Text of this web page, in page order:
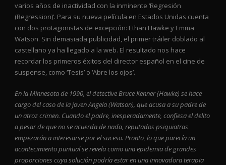
varios años de inactividad con la inminente ‘Regresión
(Regression)’. Para su nueva película en Estados Unidas cuenta
con dos protagonistas de excepción: Ethan Hawke y Emma
Watson. Sin demasiada publicidad, el primer tráiler doblado al
castellano ya ha llegado a la web. El resultado nos hace
recordar los primeros éxitos del director español en el cine de
suspense, como ‘Tesis’ o ‘Abre los ojos’.
En la Minnesota de 1990, el detective Bruce Kenner (Hawke) se hace
cargo del caso de la joven Angela (Watson), que acusa a su padre de
un atroz crimen. Cuando el padre, inesperadamente, confiesa el delito
a pesar de que no se acuerda de nada, reputados psiquiatras
empezarán a interesarse por el suceso. Pronto, lo que parecía un
acontecimiento puntual se revela como una epidemia de grandes
proporciones cuya solución podría estar en una innovadora terapia